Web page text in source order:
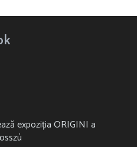
expoziția ORIGINI a